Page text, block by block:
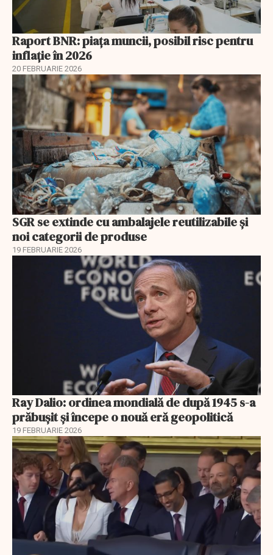
Raport BNR: piața muncii, posibil risc pentru
inflație în 2026
20 FEBRUARIE 2026
SGR se extinde cu ambalajele reutilizabile și
noi categorii de produse
19 FEBRUARIE 2026
Ray Dalio: ordinea mondială de după 1945 s-a
prăbușit și începe o nouă eră geopolitică
19 FEBRUARIE 2026